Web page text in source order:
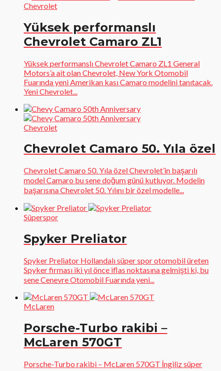
Chevrolet
Yüksek performanslı
Chevrolet Camaro ZL1
Yüksek performanslı Chevrolet Camaro ZL1 General
Motors’a ait olan Chevrolet, New York Otomobil
Fuarında yeni Amerikan kası Camaro modelini tanıtacak.
Yeni Chevrolet...
Chevrolet
Chevrolet Camaro 50. Yıla özel
Chevrolet Camaro 50. Yıla özel Chevrolet’in başarılı
model Camaro bu sene doğum günü kutluyor. Modelin
başarısına Chevrolet 50. Yılını bir özel modelle...
Süperspor
Spyker Preliator
Spyker Preliator Hollandalı süper spor otomobil üreten
Spyker firması iki yıl önce iflas noktasına gelmişti ki, bu
sene Cenevre Otomobil Fuarında yeni...
McLaren
Porsche-Turbo rakibi –
McLaren 570GT
Porsche-Turbo rakibi – McLaren 570GT İngiliz süper